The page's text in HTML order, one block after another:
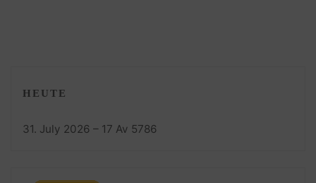
HEUTE
31. July 2026 – 17 Av 5786